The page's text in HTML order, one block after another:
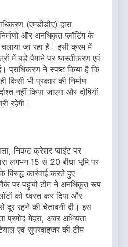
(एमडीडीए) द्वारा
और अनधिकृत प्लॉटिंग के
जा रहा है। इसी क्रम में
में बड़े पैमाने पर ध्वस्तीकरण एवं
प्राधिकरण ने स्पष्ट किया है कि
किसी भी प्रकार की निर्माण
नहीं किया जाएगा और दोषियों
रहेगी।
निकट क्रेशर प्वाइंट पर
लगभग 15 से 20 बीघा भूमि पर
विरुद्ध कार्रवाई करते हुए
पर पहुंची टीम ने अनधिकृत रूप
को ध्वस्त कर दिया और
से दूर रहने की चेतावनी दी। इस
प्रमोद मेहरा, अवर अभियंता
एवं सुपरवाइजर की टीम